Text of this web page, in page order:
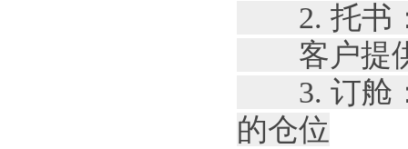
2. 托书
客户提供
3. 订舱：
的仓位